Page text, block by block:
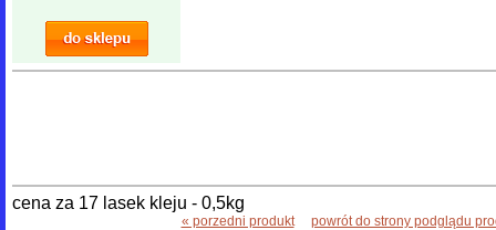
cena za 17 lasek kleju - 0,5kg
« porzedni produkt powrót do strony podglądu